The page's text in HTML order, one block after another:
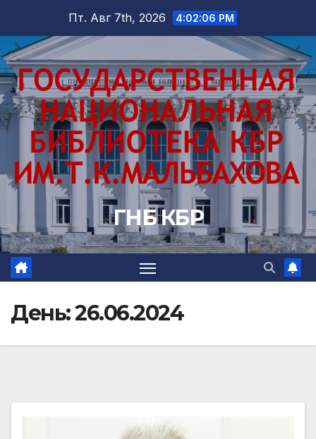
содержимому
Пт. Авг 7th, 2026 4:02:07 PM
ГНБ КБР
День:26.06.2024